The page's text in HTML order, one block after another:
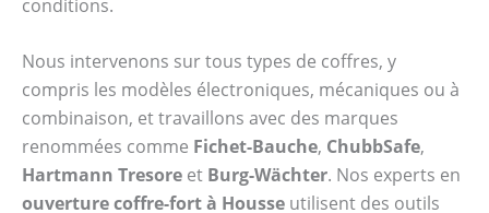
conditions.
Nous intervenons sur tous types de coffres, y
compris les modèles électroniques, mécaniques ou à
combinaison, et travaillons avec des marques
renommées comme Fichet-Bauche, ChubbSafe,
Hartmann Tresore et Burg-Wächter. Nos experts en
ouverture coffre-fort à Housse utilisent des outils